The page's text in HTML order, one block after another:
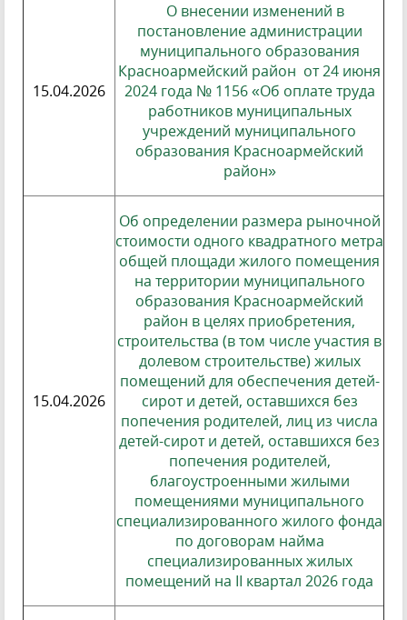
15.04.2026
О внесении изменений в
постановление администрации
муниципального образования
Красноармейский район от 24 июня
2024 года № 1156 «Об оплате труда
работников муниципальных
учреждений муниципального
образования Красноармейский
район»
15.04.2026
Об определении размера рыночной
стоимости одного квадратного метра
общей площади жилого помещения
на территории муниципального
образования Красноармейский
район в целях приобретения,
строительства (в том числе участия в
долевом строительстве) жилых
помещений для обеспечения детей-
сирот и детей, оставшихся без
попечения родителей, лиц из числа
детей-сирот и детей, оставшихся без
попечения родителей,
благоустроенными жилыми
помещениями муниципального
специализированного жилого фонда
по договорам найма
специализированных жилых
помещений на II квартал 2026 года